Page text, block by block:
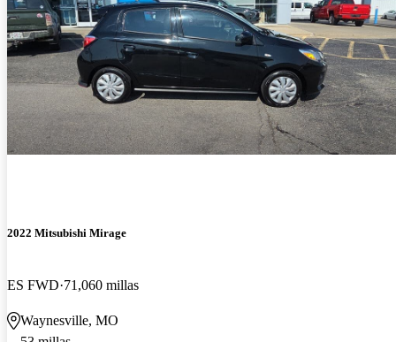
2022 Mitsubishi Mirage
ES FWD 71,060 millas
Waynesville, MO